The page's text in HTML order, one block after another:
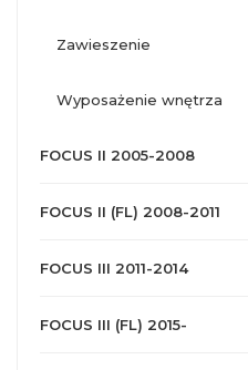
zawieszenie
wyposażenie wnętrza
FOCUS II 2005-2008
FOCUS II (FL) 2008-2011
FOCUS III 2011-2014
FOCUS III (FL) 2015-